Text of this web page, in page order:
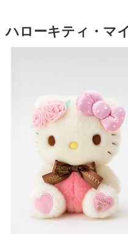
ハローキティ・マ